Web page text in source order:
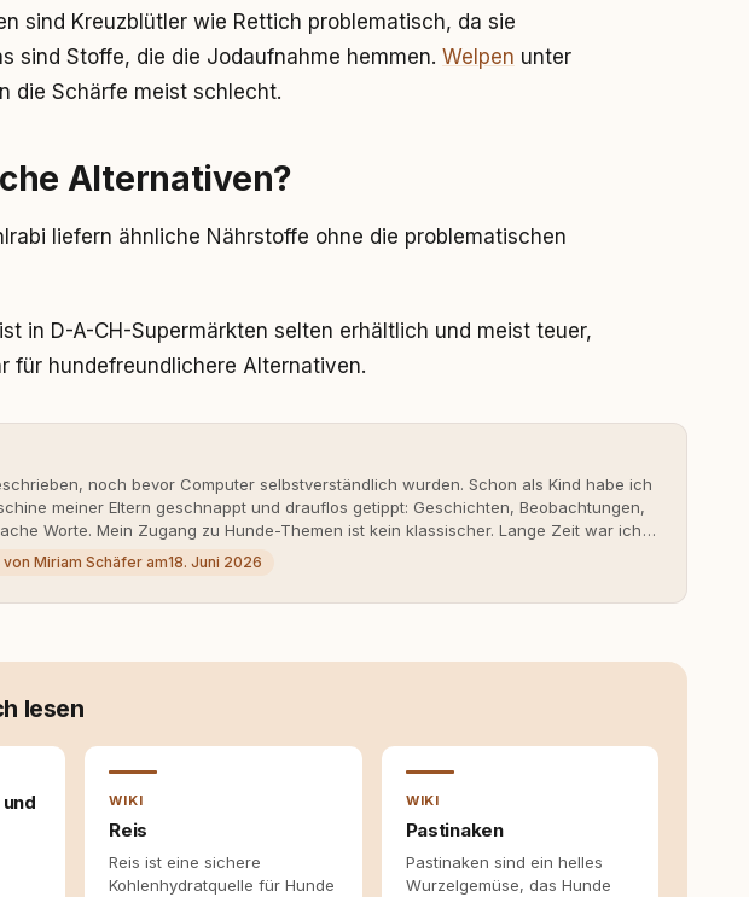
sind Kreuzblütler wie Rettich problematisch, da sie
sind Stoffe, die die Jodaufnahme hemmen. Welpen unter
die Schärfe meist schlecht.
Alternativen?
liefern ähnliche Nährstoffe ohne die problematischen
in D-A-CH-Supermärkten selten erhältlich und meist teuer,
für hundefreundlichere Alternativen.
noch bevor Computer selbstverständlich wurden. Schon als Kind habe ich
meiner Eltern geschnappt und drauflos getippt: Geschichten, Beobachtungen,
Worte. Mein Zugang zu Hunde-Themen ist kein klassischer. Lange Zeit war ich
von weniger guten Erfahrungen. Umso mehr hat es mich überrascht, als ich -
habe, wie verantwortungsvoll und bewusst gute Hundehaltung funktionieren kann.
Kanäle. Mein Blick richtet sich dabei immer auf das grosse Ganze: Welche
fundiert und für unsere Leser wirklich hilfreich sind? Ich glaube, dass Emotionen
zusammenkommen. Mit meinen Texten möchte ich genau dazu beitragen.
Miriam Schäfer am18. Juni 2026
lesen
WIKI
Reis
Reis ist eine sichere
Kohlenhydratquelle für Hunde
WIKI
Pastinaken
Pastinaken sind ein helles
Wurzelgemüse, das Hunde